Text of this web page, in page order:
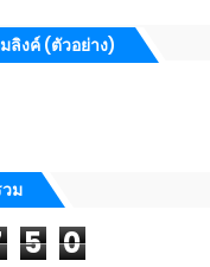
งค์ (ตัวอย่าง)
ม
5 0